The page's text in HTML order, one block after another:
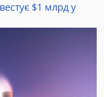
$1 млрд у